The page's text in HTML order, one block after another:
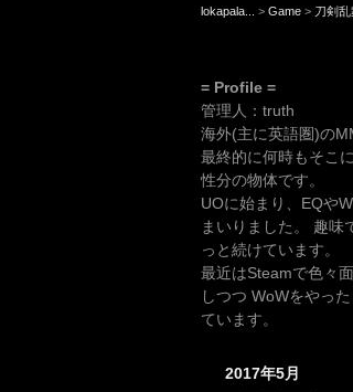
lokapala... > Game > 刀剣
= Profile =
管理人：truth
海外(主に英語圏)の
最終的に何時もそこ
性分の物体です。
UOに始まり、EQや
まいりました。 趣味
っと続けています。
最近はSteamで色々
しつつ WoWをやっ
ています。
2017年5月